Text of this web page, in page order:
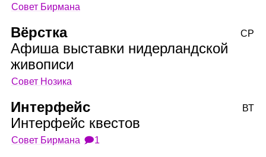
Совет Бирмана
Вёрстка
Афиша выставки нидерландской
живописи
Совет Нозика
СР
Интерфейс
Интерфейс квестов
Совет Бирмана 🗩1
ВТ